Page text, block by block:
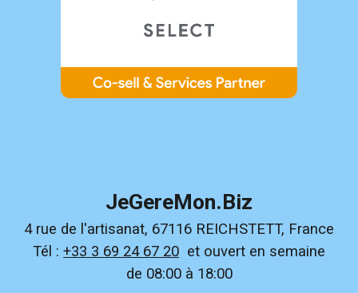
JeGereMon.Biz
4 rue de l'artisanat, 67116 REICHSTETT, France
Tél : +33 3 69 24 67 20 et ouvert en semaine
de 08:00 à 18:00